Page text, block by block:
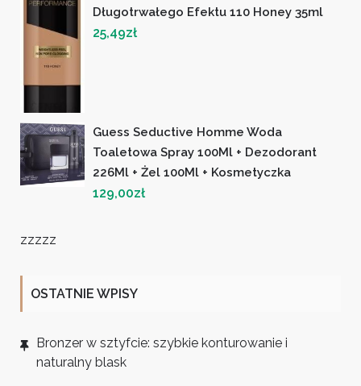
Długotrwałego Efektu 110 Honey 35ml
25,49zł
Guess Seductive Homme Woda
Toaletowa Spray 100Ml + Dezodorant
226Ml + Żel 100Ml + Kosmetyczka
129,00zł
zzzzz
OSTATNIE WPISY
Bronzer w sztyfcie: szybkie konturowanie i
naturalny blask